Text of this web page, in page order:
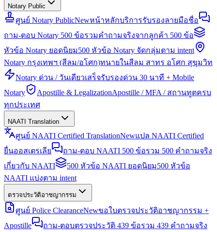
Notary Public
ศูนย์ Notary PublicNewหน้าหลักบริการรับรองลายมือชื่อ
ถาม-ตอบ Notary 500 ข้อรวมคำถามจริงจากลูกค้า 500 ข้อ
หัวข้อ Notary ยอดนิยม500 หัวข้อ Notary จัดกลุ่มตาม intent
Notary กรุงเทพฯ (สีลม/อโศก)ทนายในสีลม สาทร อโศก สุขุมวิท
Notary ด่วน / วันเดียวเสร็จรับรองด่วน 30 นาที + Mobile
Notary
Apostille & LegalizationApostille / MFA / สถานทูตครบ
ทุกประเทศ
NAATI Translation
ศูนย์ NAATI Certified TranslationNewแปล NAATI Certified
ยื่นออสเตรเลีย
ถาม-ตอบ NAATI 500 ข้อรวม 500 คำถามจริง
เกี่ยวกับ NAATI
500 หัวข้อ NAATI ยอดนิยม500 หัวข้อ
NAATI แบ่งตาม intent
ตรวจประวัติอาชญากรรม
ศูนย์ Police ClearanceNewขอใบตรวจประวัติอาชญากรรม +
Apostille
ถาม-ตอบตรวจประวัติ 439 ข้อรวม 439 คำถามจริง